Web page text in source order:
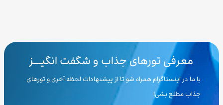
معرفی تورهای جذاب و شگفت انگیـــز
با ما در اینستاگرام همراه شو تا از پیشنهادات لحظه آخری و تورهای
جذاب مطلع بشی!